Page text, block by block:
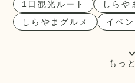
1日観光ルート
しらや
しらやまグルメ
イベン
もっ